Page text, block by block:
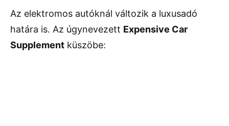
Az elektromos autóknál változik a luxusadó
határa is. Az úgynevezett Expensive Car
Supplement küszöbe: